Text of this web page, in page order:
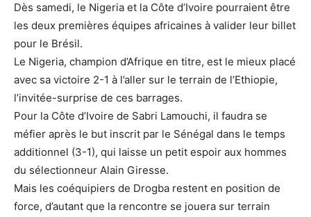
Dès samedi, le Nigeria et la Côte d’Ivoire pourraient être
les deux premières équipes africaines à valider leur billet
pour le Brésil.
Le Nigeria, champion d’Afrique en titre, est le mieux placé
avec sa victoire 2-1 à l’aller sur le terrain de l’Ethiopie,
l’invitée-surprise de ces barrages.
Pour la Côte d’Ivoire de Sabri Lamouchi, il faudra se
méfier après le but inscrit par le Sénégal dans le temps
additionnel (3-1), qui laisse un petit espoir aux hommes
du sélectionneur Alain Giresse.
Mais les coéquipiers de Drogba restent en position de
force, d’autant que la rencontre se jouera sur terrain